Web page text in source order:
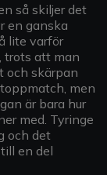
så skiljer det
en ganska
lite varför
trots att man
och skärpan
men
är bara hur
med. Tyringe
och det
en del